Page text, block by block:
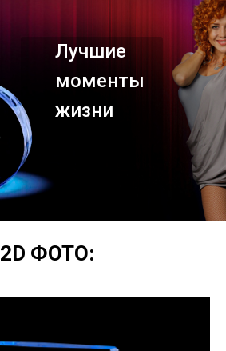
Лучшие
моменты
жизни
2D ФОТО: